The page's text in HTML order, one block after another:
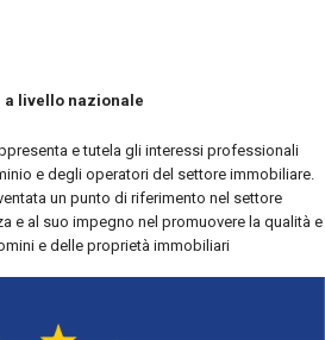
a livello nazionale
e tutela gli interessi professionali
e degli operatori del settore immobiliare.
un punto di riferimento nel settore
e al suo impegno nel promuovere la qualità e
e delle proprietà immobiliari